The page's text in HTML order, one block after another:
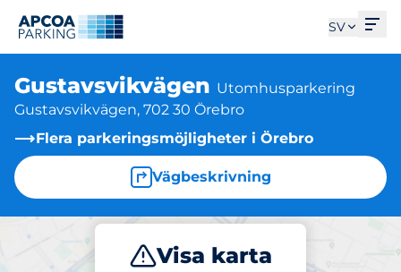
SV
Gustavsvikvägen Utomhusparkering
Gustavsvikvägen, 702 30 Örebro
Flera parkeringsmöjligheter i Örebro
Vägbeskrivning
Visa karta
Parkera